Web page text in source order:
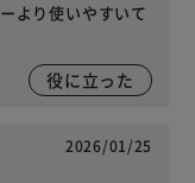
より使いやすいて
役に立った
2026/01/25